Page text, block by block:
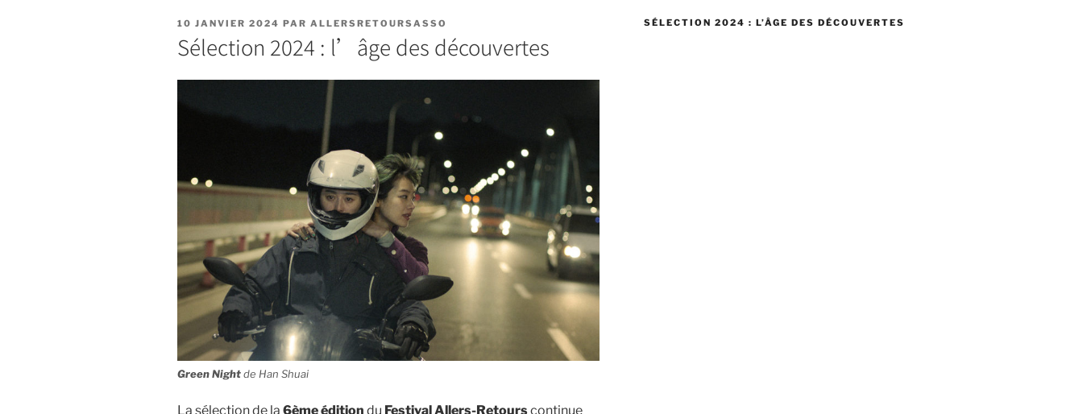
PUBLIÉ
10 JANVIER 2024 PAR ALLERSRETOURSASSO
Sélection 2024 : l’âge des découvertes
Green Nightde Han Shuai
La sélection de la 6ème édition du Festival Allers-Retourscontinue
SÉLECTION 2024 : L’ÂGE DES DÉCOUVERTES